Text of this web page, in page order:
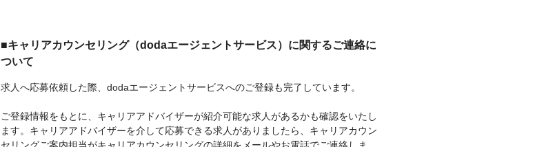
■キャリアカウンセリング（dodaエージェントサービス）に関するご連絡に
ついて
求人へ応募依頼した際、dodaエージェントサービスへのご登録も完了しています。
ご登録情報をもとに、キャリアアドバイザーが紹介可能な求人があるかも確認をいたし
ます。キャリアアドバイザーを介して応募できる求人がありましたら、キャリアカウン